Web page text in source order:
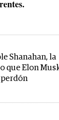
Shanahan, la
que Elon